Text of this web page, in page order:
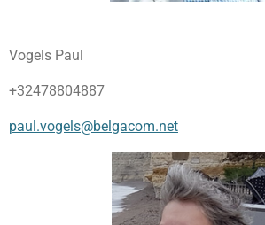
Vogels Paul
+32478804887
paul.vogels@belgacom.net